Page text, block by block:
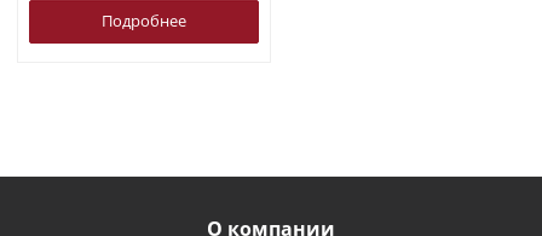
Подробнее
О компании